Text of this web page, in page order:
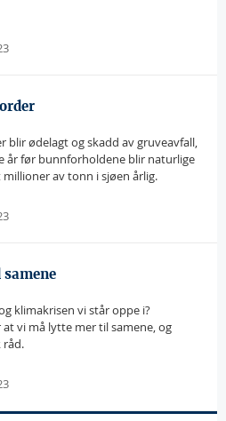
blir ødelagt og skadd av gruveavfall,
år før bunnforholdene blir naturlige
av tonn i sjøen årlig.
klimakrisen vi står oppe i?
vi må lytte mer til samene, og
råd.